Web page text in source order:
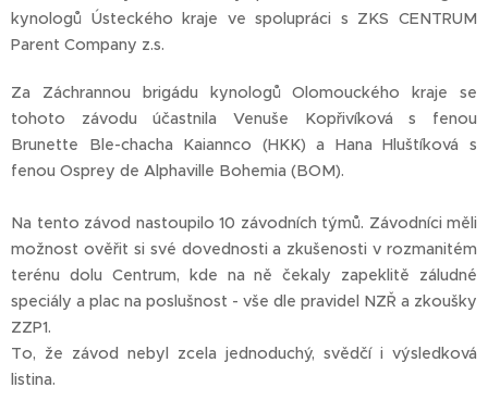
kynologů Ústeckého kraje ve spolupráci s ZKS CENTRUM
Parent Company z.s.
Za Záchrannou brigádu kynologů Olomouckého kraje se
tohoto závodu účastnila Venuše Kopřivíková s fenou
Brunette Ble-chacha Kaiannco (HKK) a Hana Hluštíková s
fenou Osprey de Alphaville Bohemia (BOM).
Na tento závod nastoupilo 10 závodních týmů. Závodníci měli
možnost ověřit si své dovednosti a zkušenosti v rozmanitém
terénu dolu Centrum, kde na ně čekaly zapeklitě záludné
speciály a plac na poslušnost - vše dle pravidel NZŘ a zkoušky
ZZP1.
To, že závod nebyl zcela jednoduchý, svědčí i výsledková
listina.